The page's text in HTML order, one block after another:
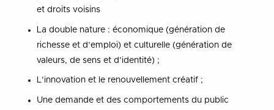
et droits voisins
La double nature : économique (génération de
richesse et d’emploi) et culturelle (génération de
valeurs, de sens et d’identité) ;
L’innovation et le renouvellement créatif ;
Une demande et des comportements du public